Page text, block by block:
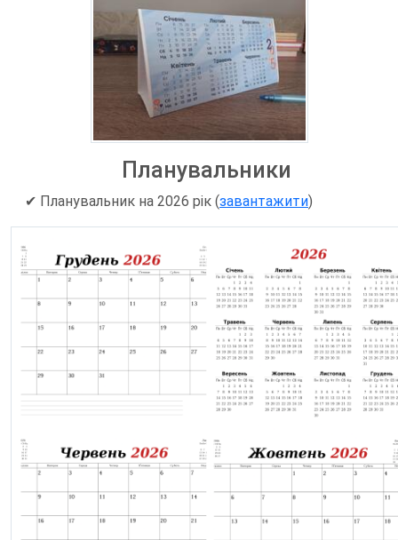
Планувальники
✔ Планувальник на 2026 рік (завантажити)